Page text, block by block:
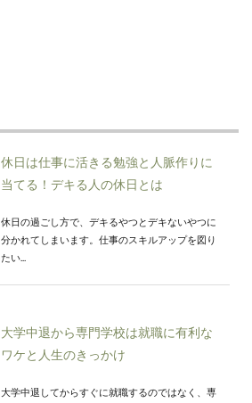
休日は仕事に活きる勉強と人脈作りに
当てる！デキる人の休日とは
休日の過ごし方で、デキるやつとデキないやつに
分かれてしまいます。仕事のスキルアップを図り
たい...
大学中退から専門学校は就職に有利な
ワケと人生のきっかけ
大学中退してからすぐに就職するのではなく、専